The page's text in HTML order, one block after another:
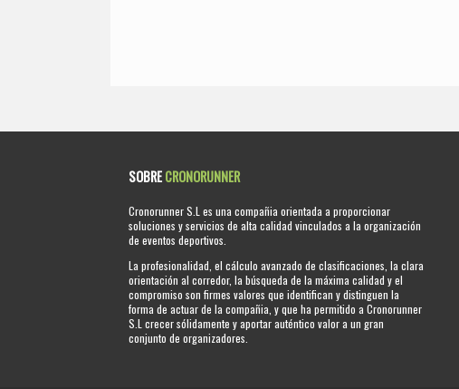
SOBRECRONORUNNER
Cronorunner S.L es una compañia orientada a proporcionar
soluciones y servicios de alta calidad vinculados a la organización
de eventos deportivos.
La profesionalidad, el cálculo avanzado de clasificaciones, la clara
orientación al corredor, la búsqueda de la máxima calidad y el
compromiso son firmes valores que identifican y distinguen la
forma de actuar de la compañia, y que ha permitido a Cronorunner
S.L crecer sólidamente y aportar auténtico valor a un gran
conjunto de organizadores.